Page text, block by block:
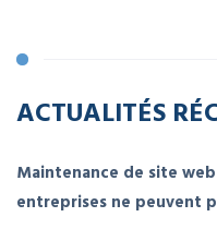
ACTUALITÉS
Maintenance de site
entreprises ne peuvent